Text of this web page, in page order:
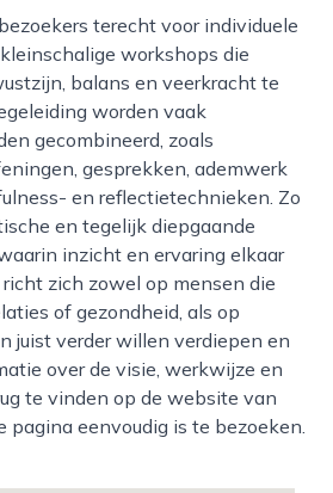
workshops die
balans en veerkracht te
worden vaak
gecombineerd, zoals
gesprekken, ademwerk
en reflectietechnieken. Zo
en tegelijk diepgaande
inzicht en ervaring elkaar
zich zowel op mensen die
of gezondheid, als op
juist verder willen verdiepen en
over de visie, werkwijze en
te vinden op de website van
pagina eenvoudig is te bezoeken.